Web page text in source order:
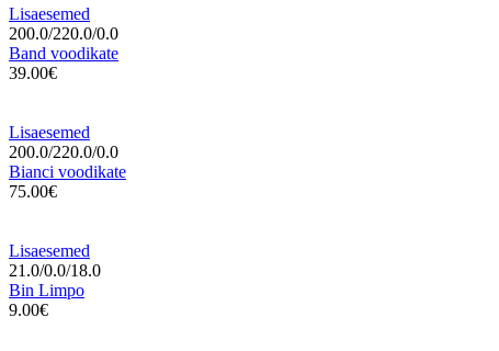
Lisaesemed
200.0/220.0/0.0
Band voodikate
39.00€
Lisaesemed
200.0/220.0/0.0
Bianci voodikate
75.00€
Lisaesemed
21.0/0.0/18.0
Bin Limpo
9.00€